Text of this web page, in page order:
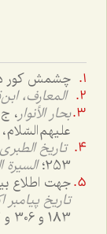
چشمش کور
المعارف،
بحار الأنوار، ج 18، ص 184، به نقل از
علیهم السّلام،
تاریخ الطبری
253؛ السیرة
جهت اطلاع
تاریخ پیامبر
183 و 306 و 327.